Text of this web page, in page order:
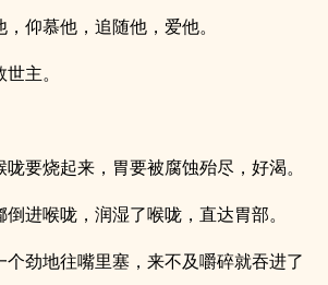
仰慕他，追随他，爱他。
主。
要烧起来，胃要被腐蚀殆尽，好渴。
进喉咙，润湿了喉咙，直达胃部。
个劲地往嘴里塞，来不及嚼碎就吞进了